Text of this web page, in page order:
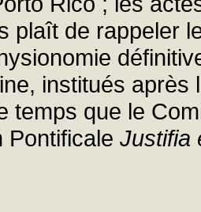
plaît de rappeler
institués
temps que le
Pontificale Justifia